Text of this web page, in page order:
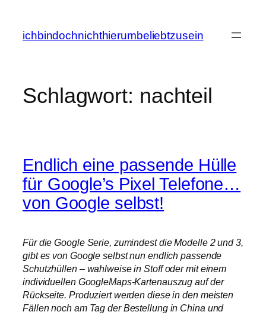
springen
ichbindochnichthierumbeliebtzusein
Schlagwort: nachteil
Endlich eine passende Hülle
für Google’s Pixel Telefone…
von Google selbst!
Für die Google Serie, zumindest die Modelle 2 und 3,
gibt es von Google selbst nun endlich passende
Schutzhüllen – wahlweise in Stoff oder mit einem
individuellen GoogleMaps-Kartenauszug auf der
Rückseite. Produziert werden diese in den meisten
Fällen noch am Tag der Bestellung in China und